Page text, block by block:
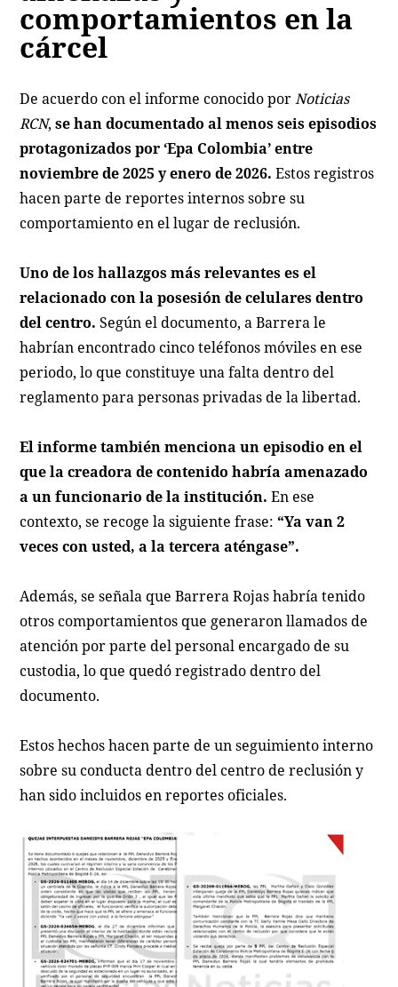
comportamientos en la
cárcel
De acuerdo con el informe conocido porNoticias
RCN,se han documentado al menos seis episodios
protagonizados por ‘Epa Colombia’ entre
noviembre de 2025 y enero de 2026. Estos registros
hacen parte de reportes internos sobre su
comportamiento en el lugar de reclusión.
Uno de los hallazgos más relevantes es el
relacionado con la posesión de celulares dentro
del centro. Según el documento, a Barrera le
habrían encontrado cinco teléfonos móviles en ese
periodo, lo que constituye una falta dentro del
reglamento para personas privadas de la libertad.
El informe también menciona un episodio en el
que la creadora de contenido habría amenazado
a un funcionario de la institución. En ese
contexto, se recoge la siguiente frase: “Ya van 2
veces con usted, a la tercera aténgase”.
Además, se señala que Barrera Rojas habría tenido
otros comportamientos que generaron llamados de
atención por parte del personal encargado de su
custodia, lo que quedó registrado dentro del
documento.
Estos hechos hacen parte de un seguimiento interno
sobre su conducta dentro del centro de reclusión y
han sido incluidos en reportes oficiales.